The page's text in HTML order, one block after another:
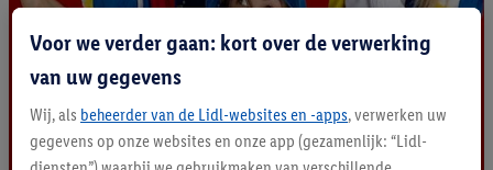
Voor we verder gaan: kort over de verwerking
van uw gegevens
Wij, als beheerder van de Lidl-websites en -apps, verwerken uw
gegevens op onze websites en onze app (gezamenlijk: “Lidl-